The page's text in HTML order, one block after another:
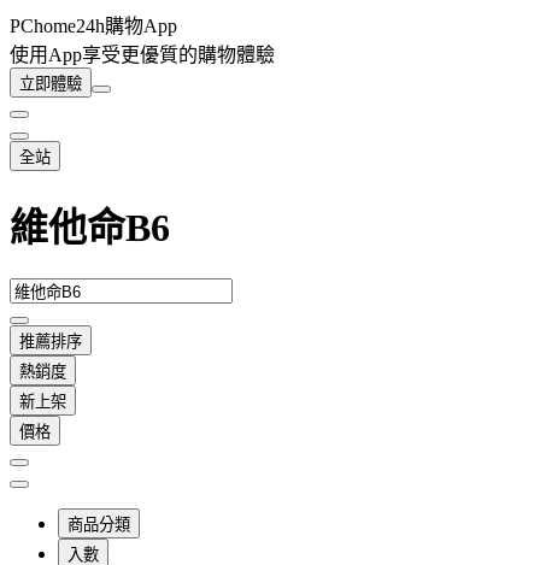
PChome24h購物App
使用App享受更優質的購物體驗
立即體驗
全站
維他命B6
推薦排序
熱銷度
新上架
價格
商品分類
入數